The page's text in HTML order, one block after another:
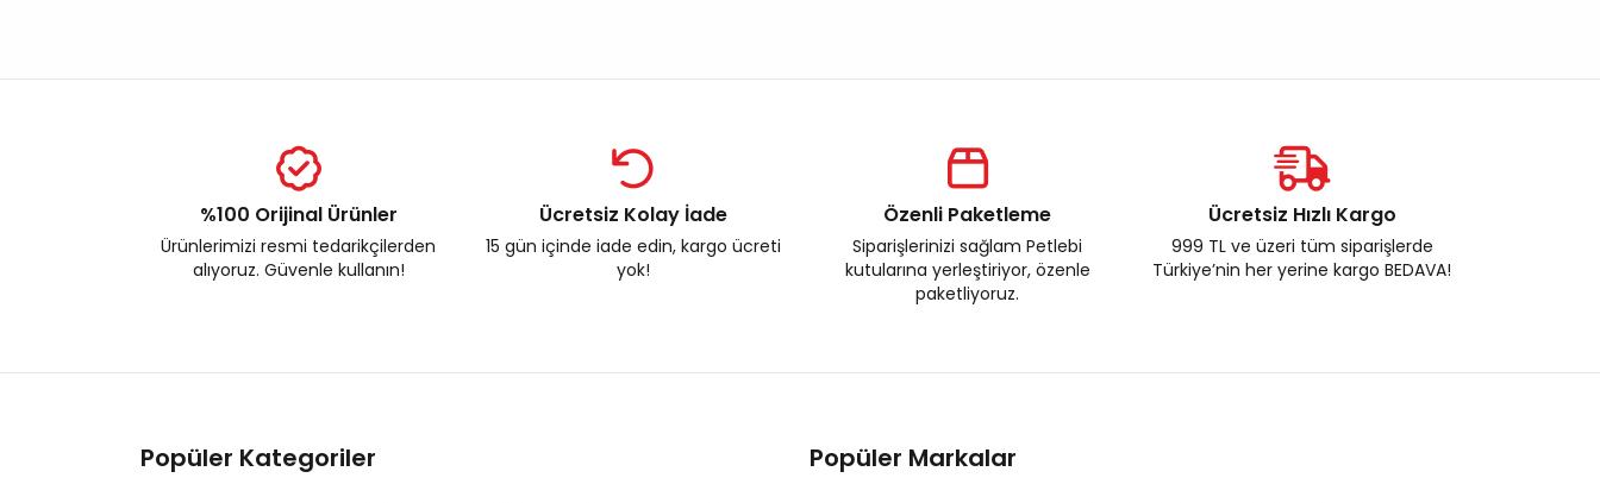
%100 Orijinal Ürünler
Ürünlerimizi resmi tedarikçilerden
alıyoruz. Güvenle kullanın!
Ücretsiz Kolay İade
15 gün içinde iade edin, kargo ücreti
yok!
Özenli Paketleme
Siparişlerinizi sağlam Petlebi
kutularına yerleştiriyor, özenle
paketliyoruz.
Ücretsiz Hızlı Kargo
999 TL ve üzeri tüm siparişlerde
Türkiye’nin her yerine kargo BEDAVA!
Popüler Kategoriler Popüler Markalar